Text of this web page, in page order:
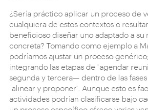
¿Sería práctico aplicar un proceso de
cualquiera de estos contextos o
beneficioso diseñar uno adaptado a su
concreta? Tomando como ejemplo a
podríamos ajustar un proceso
integrando las etapas de "agendar
segunda y tercera— dentro de las
"alinear y proponer". Aunque esto es
actividades podrían clasificarse bajo